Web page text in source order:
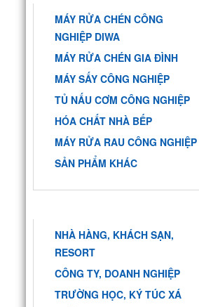
MÁY RỬA CHÉN CÔNG
NGHIỆP DIWA
MÁY RỬA CHÉN GIA ĐÌNH
MÁY SẤY CÔNG NGHIỆP
TỦ NẤU CƠM CÔNG NGHIỆP
HÓA CHẤT NHÀ BẾP
MÁY RỬA RAU CÔNG NGHIỆP
SẢN PHẨM KHÁC
NHÀ HÀNG, KHÁCH SẠN,
RESORT
CÔNG TY, DOANH NGHIỆP
TRƯỜNG HỌC, KÝ TÚC XÁ